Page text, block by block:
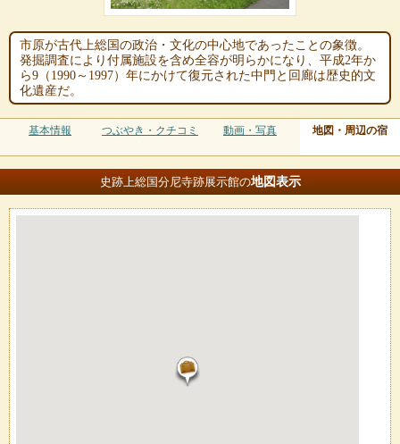
市原が古代上総国の政治・文化の中心地であったことの象徴。
発掘調査により付属施設を含め全容が明らかになり、平成2年か
ら9（1990～1997）年にかけて復元された中門と回廊は歴史的文
化遺産だ。
基本情報 つぶやき・クチコミ 動画・写真 地図・周辺の宿
史跡上総国分尼寺跡展示館の地図表示